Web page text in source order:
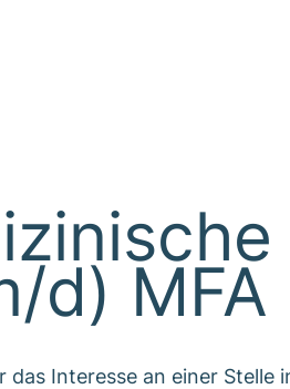
d) MFA
das Interesse an einer Stelle